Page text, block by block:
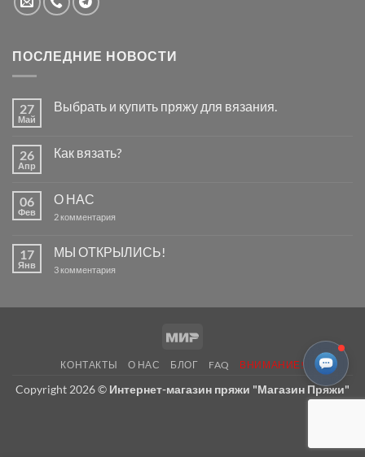
ПОСЛЕДНИЕ НОВОСТИ
27
Май
Выбрать и купить пряжу для вязания.
Выбрать
для
вязания.
26
Апр
Как вязать?
Как
06
Фев
О НАС
2 комментария
НАС
17
Янв
МЫ ОТКРЫЛИСЬ!
3 комментария
Mir
КОНТАКТЫ О НАС БЛОГ FAQ ВНИМАНИЕ!
Copyright 2026 © Интернет-магазин пряжи "Магазин Пряжи"